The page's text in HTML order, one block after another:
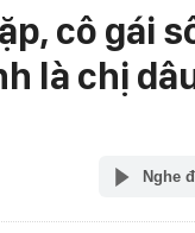
cô gái
là chị
Nghe